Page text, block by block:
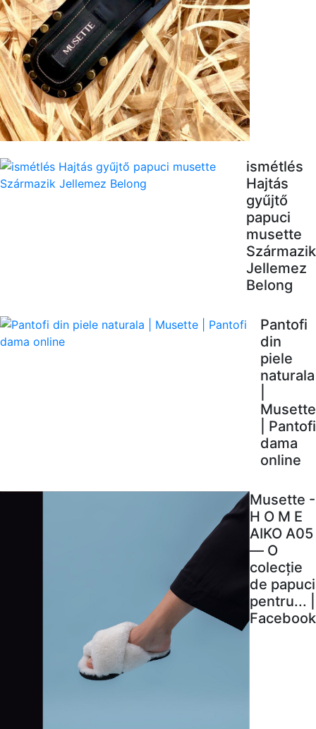
ismétlés
Hajtás
gyűjtő
papuci
musette
Származik
Jellemez
Belong
Pantofi
din
piele
naturala
Musette
| Pantofi
dama
online
Musette -
H O M E
AIKO A05
— O
colecție
de papuci
pentru... |
Facebook